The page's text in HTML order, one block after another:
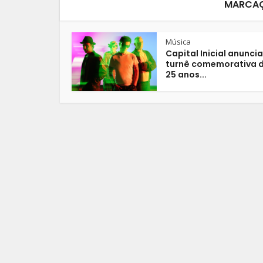
Música
Capital Inicial anuncia
turnê comemorativa
25 anos...